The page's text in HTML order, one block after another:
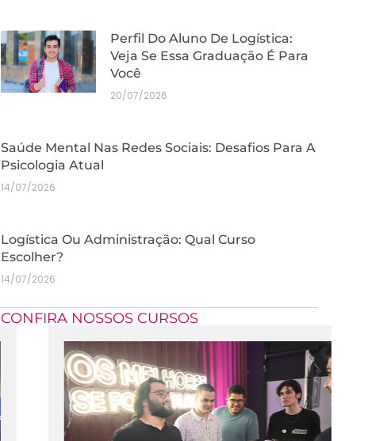
Perfil Do Aluno De Logística:
Veja Se Essa Graduação É Para
Você
20/07/2026
Saúde Mental Nas Redes Sociais: Desafios Para A
Psicologia Atual
14/07/2026
Logística Ou Administração: Qual Curso
Escolher?
14/07/2026
CONFIRA NOSSOS CURSOS